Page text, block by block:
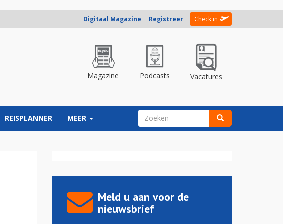
Digitaal Magazine Registreer Check in
Magazine Podcasts Vacatures
REISPLANNER MEER ZOEKVELD
Meld u aan voor de
nieuwsbrief